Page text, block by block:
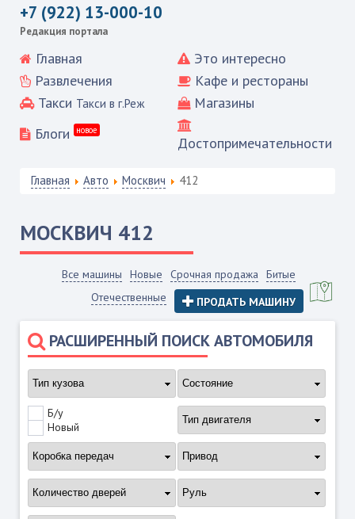
+7 (922) 13-000-10
Редакция портала
Главная
Это интересно
Развлечения
Кафе и рестораны
Такси Такси в г.Реж
Магазины
Блоги
новое
Достопримечательности
Главная Авто Москвич 412
МОСКВИЧ 412
Все машины Новые Срочная продажа
Битые
Отечественные
ПРОДАТЬ МАШИНУ
РАСШИРЕННЫЙ ПОИСК АВТОМОБИЛЯ
Б/у
Новый